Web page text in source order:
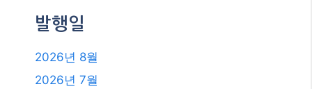
발행일
2026년 8월
2026년 7월